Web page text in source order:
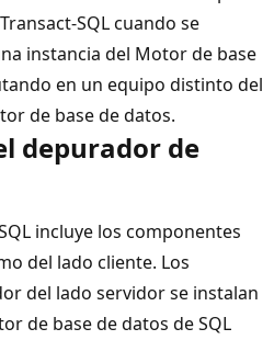
SQL cuando se
instancia del Motor de base
en un equipo distinto del
de base de datos.
depurador de
incluye los componentes
del lado cliente. Los
del lado servidor se instalan
de base de datos de SQL